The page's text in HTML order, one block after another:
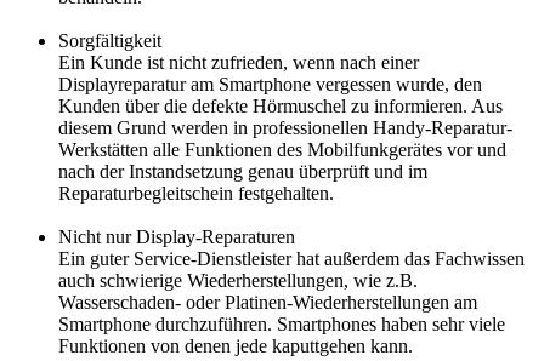
Sorgfältigkeit
Ein Kunde ist nicht zufrieden, wenn nach einer
Displayreparatur am Smartphone vergessen wurde, den
Kunden über die defekte Hörmuschel zu informieren. Aus
diesem Grund werden in professionellen Handy-Reparatur-
Werkstätten alle Funktionen des Mobilfunkgerätes vor und
nach der Instandsetzung genau überprüft und im
Reparaturbegleitschein festgehalten.
Nicht nur Display-Reparaturen
Ein guter Service-Dienstleister hat außerdem das Fachwissen
auch schwierige Wiederherstellungen, wie z.B.
Wasserschaden- oder Platinen-Wiederherstellungen am
Smartphone durchzuführen. Smartphones haben sehr viele
Funktionen von denen jede kaputtgehen kann.